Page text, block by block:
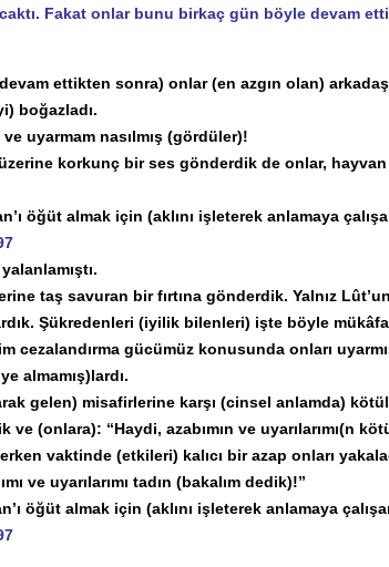
Fakat onlar bunu birkaç gün böyle devam
ettikten sonra) onlar (en azgın olan)
boğazladı.
uyarmam nasılmış (gördüler)!
korkunç bir ses gönderdik de onlar, hayvan
almak için (aklını işleterek anlamaya
taş savuran bir fırtına gönderdik. Yalnız Lût’un
Şükredenleri (iyilik bilenleri) işte böyle
gücümüz konusunda onları
almamış)lardı.
misafirlerine karşı (cinsel anlamda)
(onlara): “Haydi, azabımın ve uyarılarımı(n
vaktinde (etkileri) kalıcı bir azap onları
ve uyarılarımı tadın (bakalım dedik)!”
almak için (aklını işleterek anlamaya